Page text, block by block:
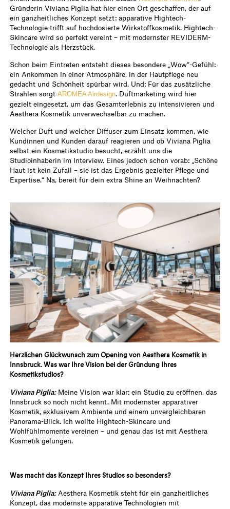
Gründerin Viviana Piglia hat hier einen Ort geschaffen, der auf
ein ganzheitliches Konzept setzt: apparative Hightech-
Technologie trifft auf hochdosierte Wirkstoffkosmetik. Hightech-
Skincare wird so perfekt vereint – mit modernster REVIDERM-
Technologie als Herzstück.
Schon beim Eintreten entsteht dieses besondere „Wow“-Gefühl:
ein Ankommen in einer Atmosphäre, in der Hautpflege neu
gedacht und Schönheit spürbar wird. Und: Für das zusätzliche
Strahlen sorgtAROMEA Airdesign. Duftmarketing wird hier
gezielt eingesetzt, um das Gesamterlebnis zu intensivieren und
Aesthera Kosmetik unverwechselbar zu machen.
Welcher Duft und welcher Diffuser zum Einsatz kommen, wie
Kundinnen und Kunden darauf reagieren und ob Viviana Piglia
selbst ein Kosmetikstudio besucht, erzählt uns die
Studioinhaberin im Interview. Eines jedoch schon vorab: „Schöne
Haut ist kein Zufall – sie ist das Ergebnis gezielter Pflege und
Expertise.“ Na, bereit für dein extra Shine an Weihnachten?
Herzlichen Glückwunsch zum Opening von Aesthera Kosmetik in
Innsbruck. Was war Ihre Vision bei der Gründung Ihres
Kosmetikstudios?
Viviana Piglia:Meine Vision war klar: ein Studio zu eröffnen, das
Innsbruck so noch nicht kennt. Mit modernster apparativer
Kosmetik, exklusivem Ambiente und einem unvergleichbaren
Panorama-Blick. Ich wollte Hightech-Skincare und
Wohlfühlmomente vereinen – und genau das ist mit Aesthera
Kosmetik gelungen.
Was macht das Konzept Ihres Studios so besonders?
Viviana Piglia:Aesthera Kosmetik steht für ein ganzheitliches
Konzept, das modernste apparative Technologien mit